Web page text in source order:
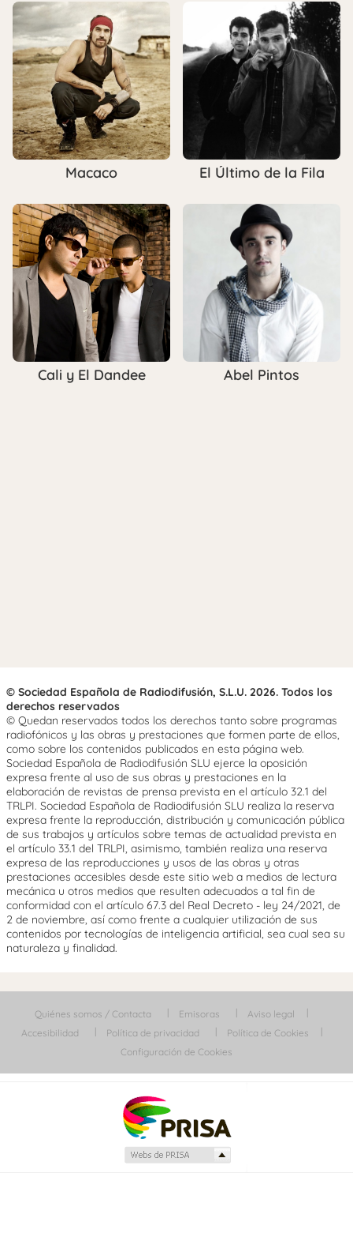
Macaco El Último de la Fila
Cali y El Dandee Abel Pintos
© Sociedad Española de Radiodifusión, S.L.U. 2026. Todos los
derechos reservados
© Quedan reservados todos los derechos tanto sobre programas
radiofónicos y las obras y prestaciones que formen parte de ellos,
como sobre los contenidos publicados en esta página web.
Sociedad Española de Radiodifusión SLU ejerce la oposición
expresa frente al uso de sus obras y prestaciones en la
elaboración de revistas de prensa prevista en el artículo 32.1 del
TRLPI. Sociedad Española de Radiodifusión SLU realiza la reserva
expresa frente la reproducción, distribución y comunicación pública
de sus trabajos y artículos sobre temas de actualidad prevista en
el artículo 33.1 del TRLPI, asimismo, también realiza una reserva
expresa de las reproducciones y usos de las obras y otras
prestaciones accesibles desde este sitio web a medios de lectura
mecánica u otros medios que resulten adecuados a tal fin de
conformidad con el artículo 67.3 del Real Decreto - ley 24/2021, de
2 de noviembre, así como frente a cualquier utilización de sus
contenidos por tecnologías de inteligencia artificial, sea cual sea su
naturaleza y finalidad.
Quiénes somos / Contacta Emisoras
Aviso legal
Accesibilidad
Política de privacidad
Política de Cookies
Configuración de Cookies